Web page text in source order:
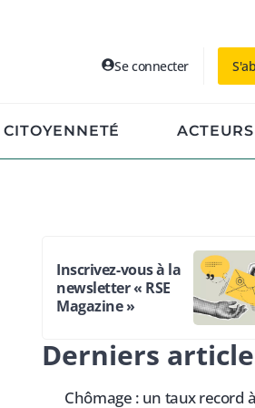
Se connecter
CITOYENNETÉ ACTEURS
Inscrivez-vous à la
newsletter « RSE
Magazine »
Derniers
Chômage : un taux record